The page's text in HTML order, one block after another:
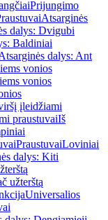
Prijungimo
Atsarginės
dalys: Dvigubi
Baldiniai
dalys: Ant
vonios
vonios
įleidžiami
praustuvaiIš
PraustuvaiLoviniai
dalys: Kiti
užterštą
Universalios